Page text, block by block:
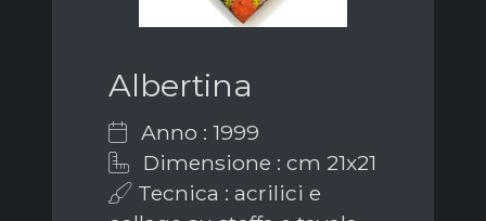
Albertina
Anno : 1999
Dimensione : cm 21x21
Tecnica : acrilici e